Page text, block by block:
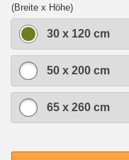
(Breite x Höhe)
30 x 120 cm
50 x 200 cm
65 x 260 cm